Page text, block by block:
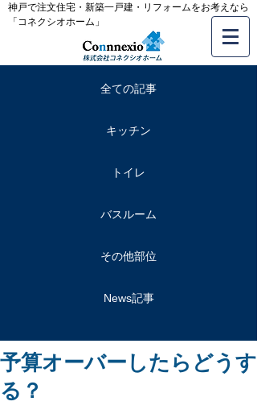
神戸で注文住宅・新築一戸建・リフォームをお考えなら
「コネクシオホーム」
全ての記事
キッチン
トイレ
バスルーム
その他部位
News記事
予算オーバーしたらどうす
る？